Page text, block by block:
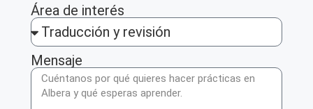
Área de interés
Mensaje